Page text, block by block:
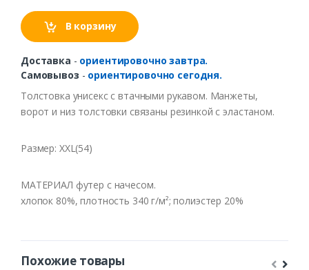
В корзину
Доставка - ориентировочно завтра.
Самовывоз - ориентировочно сегодня.
Толстовка унисекс с втачными рукавом. Манжеты,
ворот и низ толстовки связаны резинкой с эластаном.
Размер: XXL(54)
МАТЕРИАЛ футер с начесом.
хлопок 80%, плотность 340 г/м²; полиэстер 20%
Похожие товары